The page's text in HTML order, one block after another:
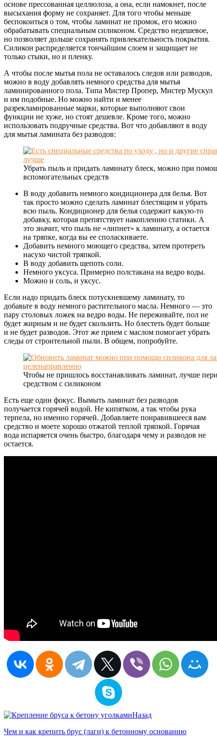
основе прессованная целлюлоза, а она, если намокнет, после
высыхания форму не сохраняет. Для того чтобы меньше
беспокоиться о том, чтобы ламинат не промок, его можно
обрабатывать специальным силиконом. Средство недешевое,
но позволяет дольше сохранять привлекательность покрытия.
Силикон распределяется тончайшим слоем и защищает не
только стыки, но и пленку.
А чтобы после мытья пола не оставалось следов или разводов,
можно в воду добавлять немного средства для мытья
ламинированного пола. Типа Мистер Пропер, Мистер Мускул
и им подобные. Но можно найти и менее
разрекламированные марки, которые выполняют свои
функции не хуже, но стоят дешевле. Кроме того, можно
использовать подручные средства. Вот что добавляют в воду
для мытья ламината без разводов:
Убрать пыль и придать ламинату блеск, можно при
вспомогательных средств
В воду добавить немного кондиционера для белья. Вот
так просто можно сделать ламинат блестящим и убрать
всю пыль. Кондиционер для белья содержит какую-то
добавку, которая препятствует накоплению статики. А
это значит, что пыль не «липнет» к ламинату, а остается
на тряпке, когда вы ее споласкиваете.
Добавить немного моющего средства, затем протереть
насухо чистой тряпкой.
В воду добавить щепоть соли.
Немного уксуса. Примерно полстакана на ведро воды.
Можно и соль, и уксус.
Если надо придать блеск потускневшему ламинату, то
добавьте в воду немного растительного масла. Немного — это
пару столовых ложек на ведро воды. Не переживайте, пол не
будет жирным и не будет скользить. Но блестеть будет больше
и не будет разводов. Этот же прием с маслом помогает убрать
следы от строительной пыли. В общем, попробуйте.
Чтобы не пришлось восстанавливать ламинат, лучше
средством с силиконом
Есть еще один фокус. Вымыть ламинат без разводов
получается горячей водой. Не кипятком, а так чтобы рука
терпела, но именно горячей. Добавляете понравившееся вам
средство и моете хорошо отжатой теплой тряпкой. Горячая
вода испаряется очень быстро, благодаря чему и разводов не
остается.
Назад
Чем и как крепить брус (лаги) к бетонному основанию